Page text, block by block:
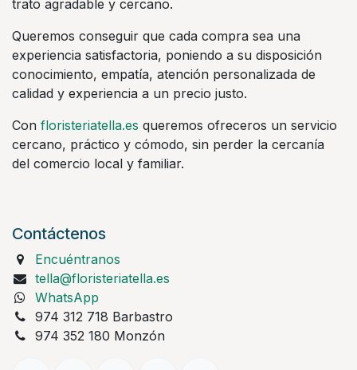
trato agradable y cercano.
Queremos conseguir que cada compra sea una
experiencia satisfactoria, poniendo a su disposición
conocimiento, empatía, atención personalizada de
calidad y experiencia a un precio justo.
Con floristeriatella.es queremos ofreceros un servicio
cercano, práctico y cómodo, sin perder la cercanía
del comercio local y familiar.
Contáctenos
Encuéntranos
tella@floristeriatella.es
WhatsApp
974 312 718 Barbastro
974 352 180 Monzón